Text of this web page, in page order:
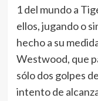
1 del mundo a
ellos, jugando o
hecho a su
Westwood, que
sólo dos golpes
intento de